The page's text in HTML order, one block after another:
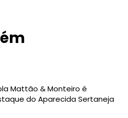
Mattão & Monteiro é
do Aparecida Sertaneja